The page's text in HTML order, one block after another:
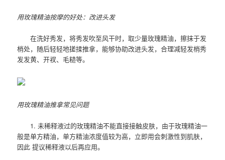
用玫瑰精油按摩的好处：改进头发
在洗好秀发，将秀发吹至风干时，取少量玫瑰精油，擦抹于发
梢处，随后轻轻地搓揉推拿，能够协助改进头发，合理减轻发梢秀
发发黄、开衩、毛糙等。
用玫瑰精油推拿常见问题
1. 未稀释液过的玫瑰精油不能直接接触皮肤，由于玫瑰精油一
般是单方精油，单方精油浓度值较为高，立即用会刺激性到肌肤，
因此 提议稀释液以后再应用。